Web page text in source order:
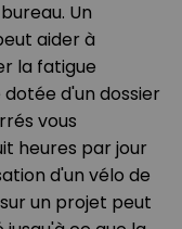
Un
aider à
la fatigue
d'un dossier
vous
heures par jour
d'un vélo de
un projet peut